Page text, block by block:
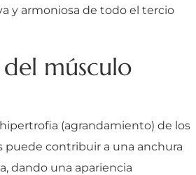
y armoniosa de todo el tercio
músculo
(agrandamiento) de los
puede contribuir a una anchura
dando una apariencia